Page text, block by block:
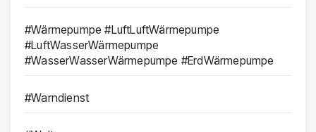
#Wärmepumpe #LuftLuftWärmepumpe
#LuftWasserWärmepumpe
#WasserWasserWärmepumpe #ErdWärmepumpe
#Warndienst